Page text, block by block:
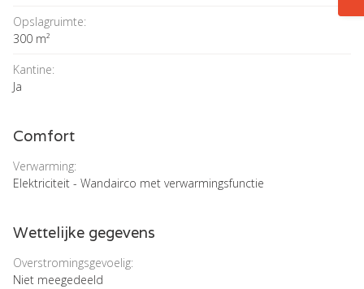
Opslagruimte:
300 m²
Kantine:
Ja
Comfort
Verwarming:
Elektriciteit - Wandairco met verwarmingsfunctie
Wettelijke gegevens
Overstromingsgevoelig:
Niet meegedeeld